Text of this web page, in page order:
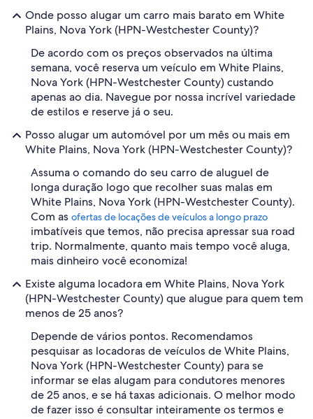
Onde posso alugar um carro mais barato em White
Plains, Nova York (HPN-Westchester County)?
De acordo com os preços observados na última
semana, você reserva um veículo em White Plains,
Nova York (HPN-Westchester County) custando
apenas ao dia. Navegue por nossa incrível variedade
de estilos e reserve já o seu.
Posso alugar um automóvel por um mês ou mais em
White Plains, Nova York (HPN-Westchester County)?
Assuma o comando do seu carro de aluguel de
longa duração logo que recolher suas malas em
White Plains, Nova York (HPN-Westchester County).
Com as ofertas de locações de veículos a longo prazo
imbatíveis que temos, não precisa apressar sua road
trip. Normalmente, quanto mais tempo você aluga,
mais dinheiro você economiza!
Existe alguma locadora em White Plains, Nova York
(HPN-Westchester County) que alugue para quem tem
menos de 25 anos?
Depende de vários pontos. Recomendamos
pesquisar as locadoras de veículos de White Plains,
Nova York (HPN-Westchester County) para se
informar se elas alugam para condutores menores
de 25 anos, e se há taxas adicionais. O melhor modo
de fazer isso é consultar inteiramente os termos e